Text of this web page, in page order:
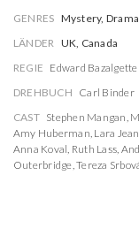
GENRES Mystery,
LÄNDER UK, Canada
REGIE Edward Bazalgette
DREHBUCH Carl Binder
CAST Stephen Mangan,
Amy Huberman, Lara
Anna Koval, Ruth Lass,
Outerbridge,Tereza